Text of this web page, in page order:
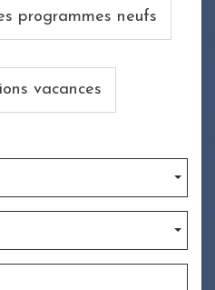
programmes neufs
vacances